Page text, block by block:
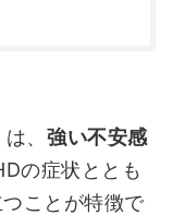
、 強い不安感
の症状ととも
ことが特徴で